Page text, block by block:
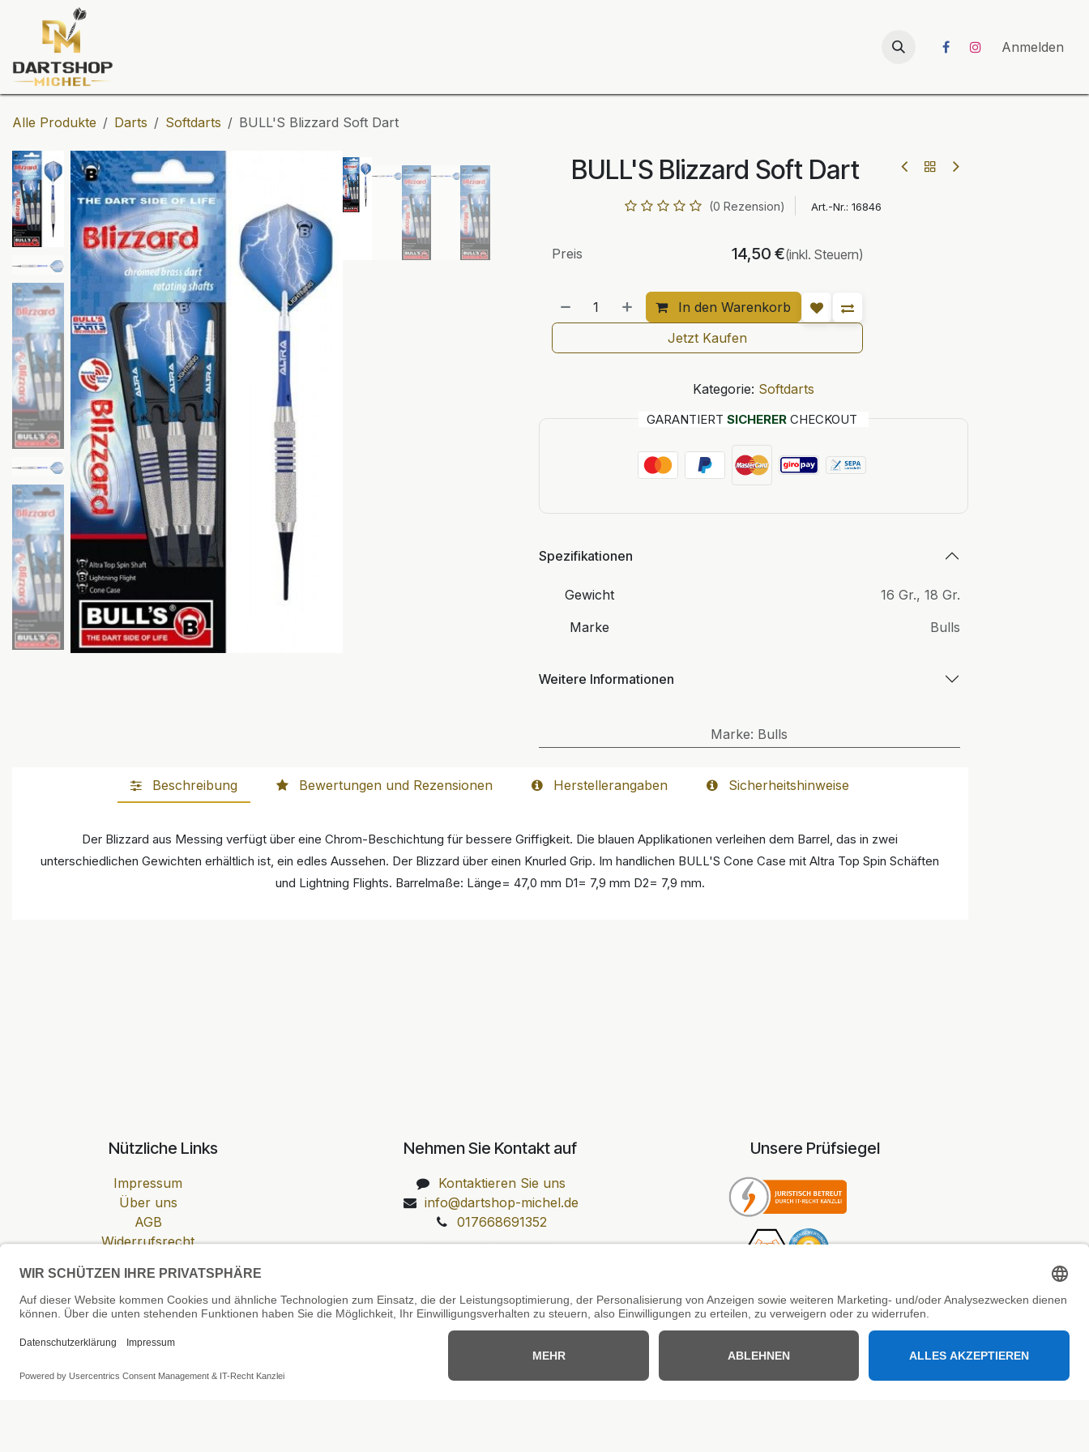
Zum Inhalt springen
UNICORN-Launch 2026 Anmelden
Alle Produkte Darts Softdarts BULL'S Blizzard Soft Dart
BULL'S Blizzard Soft Dart
(0 Rezension) Art.-Nr.: 16846
In den Warenkorb
Preis 14,50 €(inkl. Steuern)
Jetzt Kaufen
Kategorie: Softdarts
GARANTIERT SICHERERCHECKOUT
Spezifikationen
Gewicht 16 Gr., 18 Gr.
Marke
Bulls
Weitere Informationen
Marke: Bulls
Beschreibung Bewertungen und Rezensionen Herstellerangaben Sicherheitshinweise
Der Blizzard aus Messing verfügt über eine Chrom-Beschichtung für bessere Griffigkeit. Die blauen Applikationen verleihen dem Barrel, das in zwei
unterschiedlichen Gewichten erhältlich ist, ein edles Aussehen. Der Blizzard über einen Knurled Grip. Im handlichen BULL'S Cone Case mit Altra Top Spin Schäften
und Lightning Flights. Barrelmaße: Länge= 47,0 mm D1= 7,9 mm D2= 7,9 mm.
Nützliche Links
Impressum
Über uns
AGB
Widerrufsrecht
Zahlung & Versand
Cookie-Einstellungen
Nehmen Sie Kontakt auf
Kontaktieren Sie uns
info@dartshop-michel.de
017668691352
Unsere Prüfsiegel